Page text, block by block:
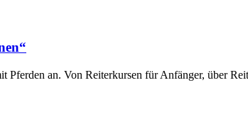
an. Von Reiterkursen für Anfänger, über